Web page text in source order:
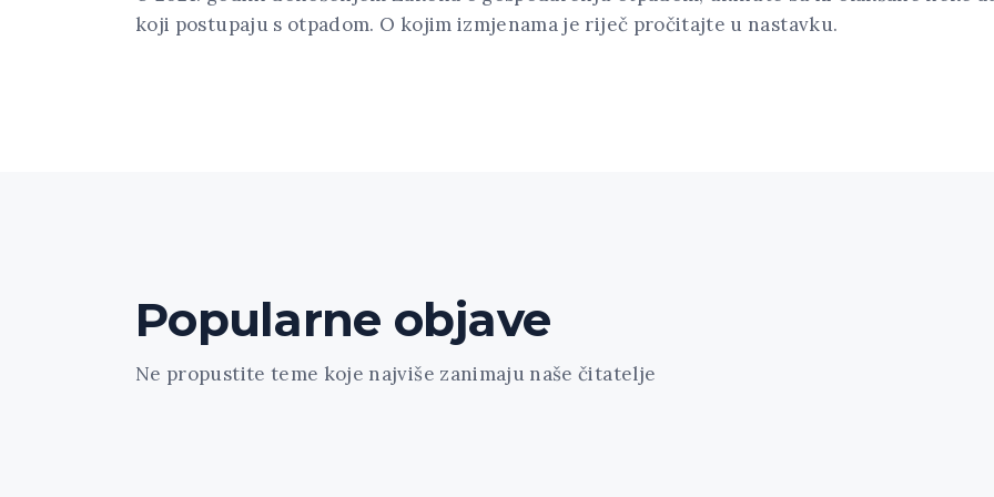
koji postupaju s otpadom. O kojim izmjenama je riječ pročitajte u nastavku.
Popularne objave
Ne propustite teme koje najviše zanimaju naše čitatelje